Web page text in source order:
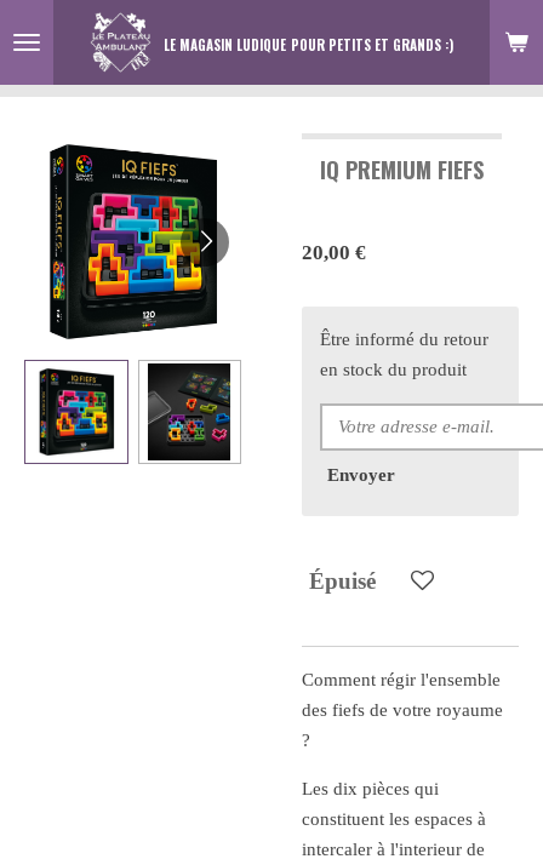
au
contenu
LE MAGASIN LUDIQUE POUR PETITS ET GRANDS :)
IQ PREMIUM FIEFS
20,00 €
Être informé du retour
en stock du produit
Envoyer
Épuisé
Comment régir l'ensemble
des fiefs de votre royaume
?
Les dix pièces qui
constituent les espaces à
intercaler à l'interieur de